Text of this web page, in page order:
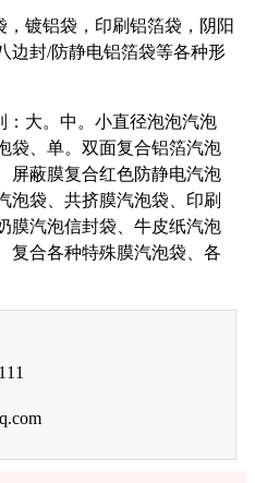
，镀铝袋，印刷铝箔袋，阴阳
边封/防静电铝箔袋等各种形
：大。中。小直径泡泡汽泡
袋、单。双面复合铝箔汽泡
屏蔽膜复合红色防静电汽泡
泡袋、共挤膜汽泡袋、印刷
膜汽泡信封袋、牛皮纸汽泡
复合各种特殊膜汽泡袋、各